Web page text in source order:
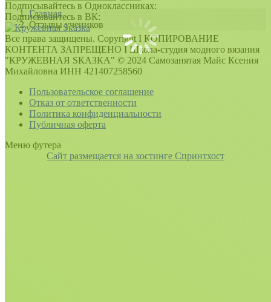
Главная
Отзывы учеников
Подписывайтесь в Одноклассниках:
Подписывайтесь в ВК:
Все права защищены. Copyright I КОПИРОВАНИЕ
КОНТЕНТА ЗАПРЕЩЕНО I Школа-студия модного вязания
"КРУЖЕВНАЯ SКАЗКА" © 2024 Самозанятая Майс Ксения
Михайловна ИНН 421407258560
Пользовательское соглашение
Отказ от ответственности
Политика конфиденциальности
Публичная оферта
Меню футера
Сайт размещается на хостинге Спринтхост